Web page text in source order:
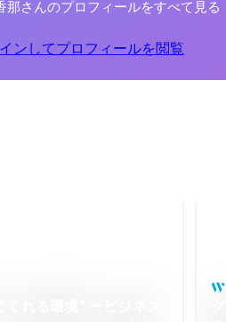
那さんのプロフィールをすべて見る
ンしてプロフィールを閲覧